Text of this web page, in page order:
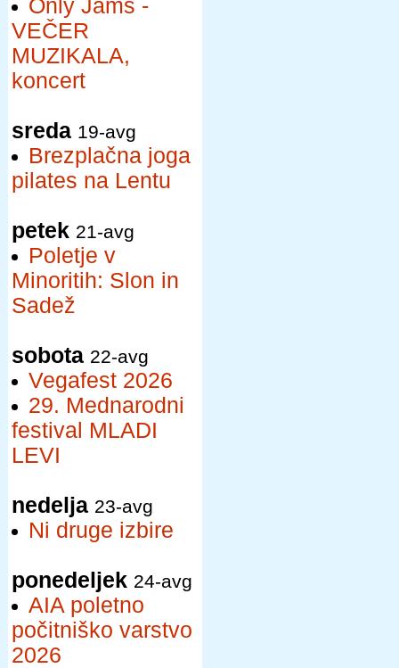
Only Jams -
VEČER
MUZIKALA,
koncert
sreda 19-avg
Brezplačna joga
pilates na Lentu
petek 21-avg
Poletje v
Minoritih: Slon in
Sadež
sobota 22-avg
Vegafest 2026
29. Mednarodni
festival MLADI
LEVI
nedelja 23-avg
Ni druge izbire
ponedeljek 24-avg
AIA poletno
počitniško varstvo
2026